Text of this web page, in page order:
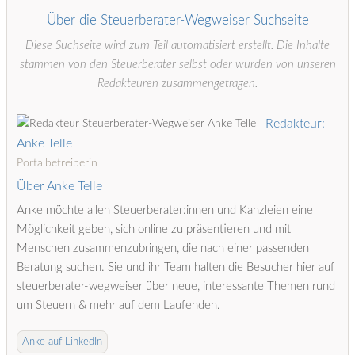
Über die Steuerberater-Wegweiser Suchseite
Diese Suchseite wird zum Teil automatisiert erstellt. Die Inhalte
stammen von den Steuerberater selbst oder wurden von unseren
Redakteuren zusammengetragen.
Redakteur:
Anke Telle
Portalbetreiberin
Über Anke Telle
Anke möchte allen Steuerberater:innen und Kanzleien eine
Möglichkeit geben, sich online zu präsentieren und mit
Menschen zusammenzubringen, die nach einer passenden
Beratung suchen. Sie und ihr Team halten die Besucher hier auf
steuerberater-wegweiser über neue, interessante Themen rund
um Steuern & mehr auf dem Laufenden.
Anke auf LinkedIn